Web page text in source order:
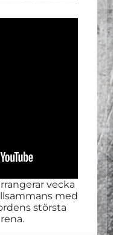
vecka
med
största